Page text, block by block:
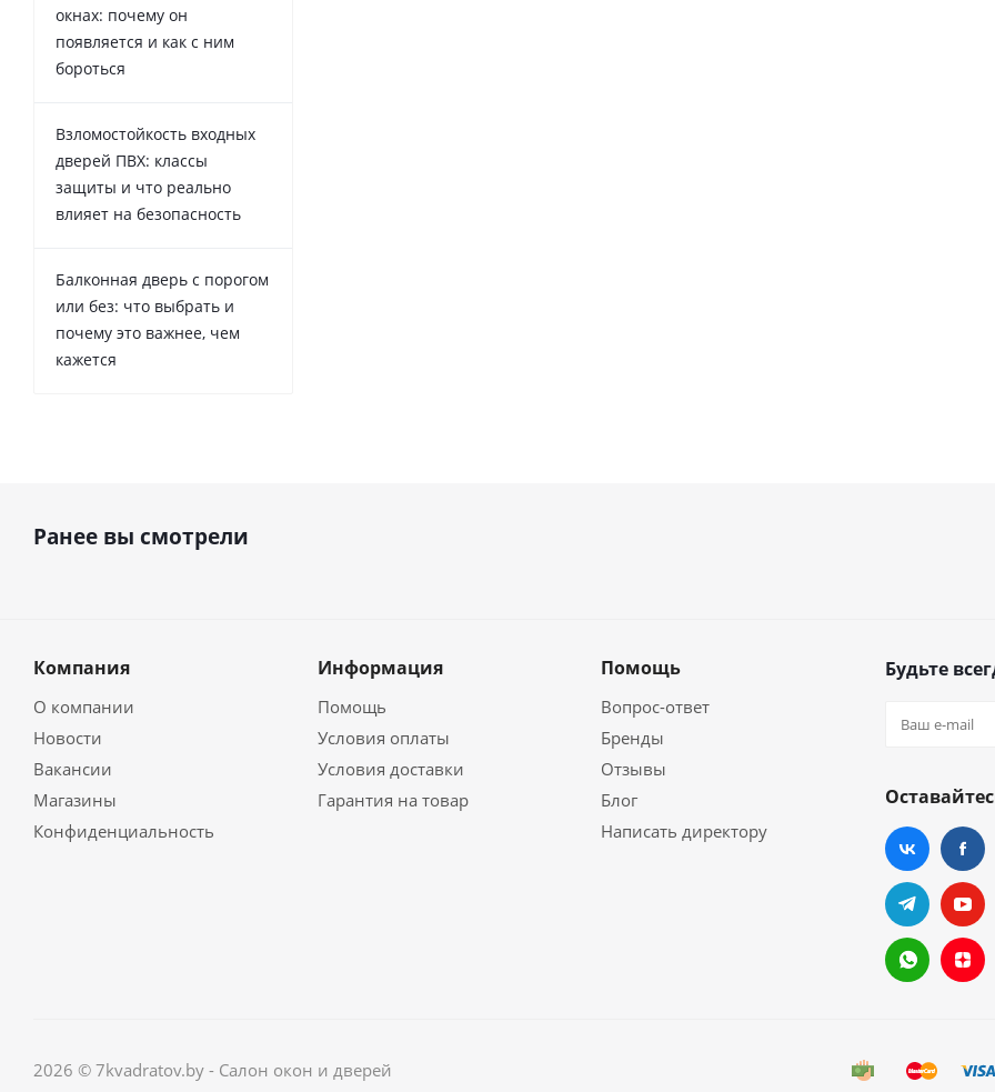
окнах: почему он
появляется и как с ним
бороться
Взломостойкость входных
дверей ПВХ: классы
защиты и что реально
влияет на безопасность
Балконная дверь с порогом
или без: что выбрать и
почему это важнее, чем
кажется
Ранее вы смотрели
Компания
О компании
Новости
Вакансии
Магазины
Конфиденциальность
Информация
Помощь
Условия оплаты
Условия доставки
Гарантия на товар
Помощь
Вопрос-ответ
Бренды
Отзывы
Блог
Написать директору
Будьте
2026 © 7kvadratov.by - Салон окон и дверей